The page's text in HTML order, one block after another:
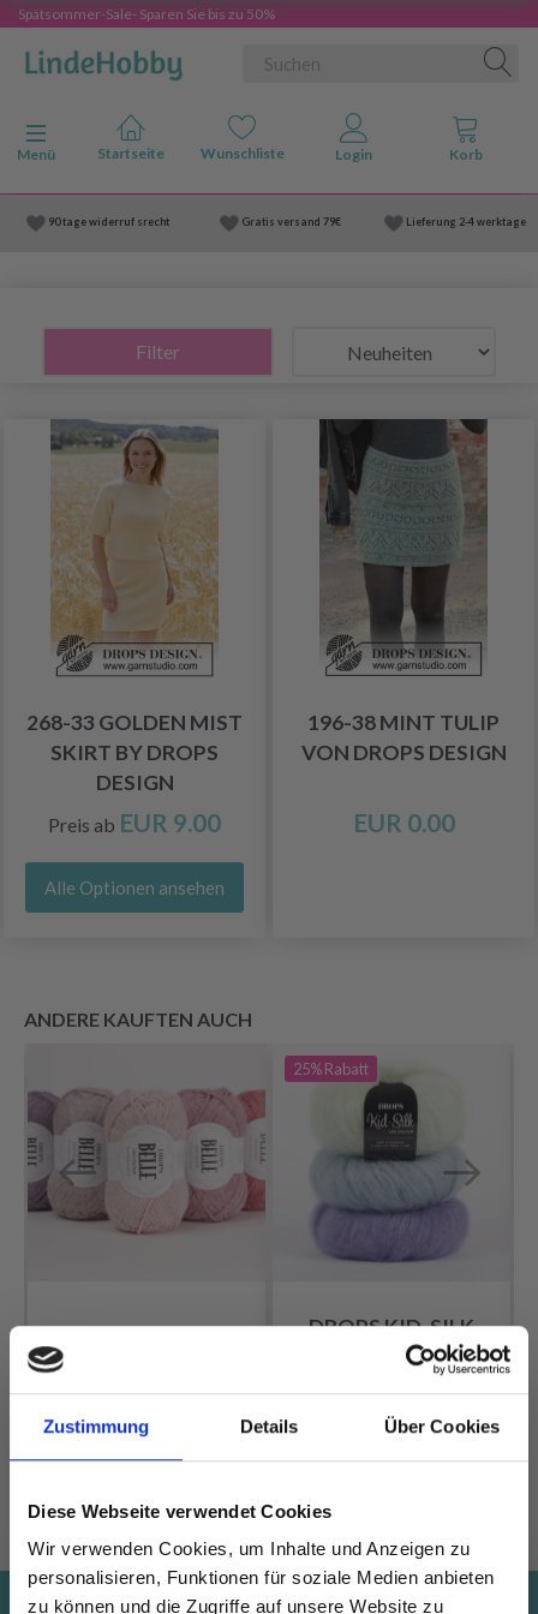
Zustimmung Details Über Cookies
Diese Webseite verwendet Cookies
Wir verwenden Cookies, um Inhalte und Anzeigen zu
personalisieren, Funktionen für soziale Medien anbieten
zu können und die Zugriffe auf unsere Website zu
Spätsommer-Sale- Sparen Sie bis zu 50%
Anzeige ändern
Menü
90 tage widerruf srecht Gratis versand 79€ Lieferung 2-4 werktage
Filter
268-33 GOLDEN MIST
SKIRT BY DROPS
DESIGN
Preis ab EUR 9.00
Alle Optionen ansehen
196-38 MINT TULIP
VON DROPS DESIGN
EUR 0.00
ANDERE KAUFTEN AUCH
EUR 2.05
ansehen
25%Rabatt
DROPS KID-SILK
EUR 3.55EUR 4.75
31/08/2026